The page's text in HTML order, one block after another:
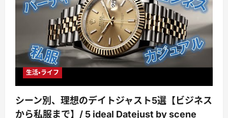
生活・ライフ
シーン別、理想のデイトジャスト5選【ビジネス
から私服まで】/ 5 ideal Datejust by scene